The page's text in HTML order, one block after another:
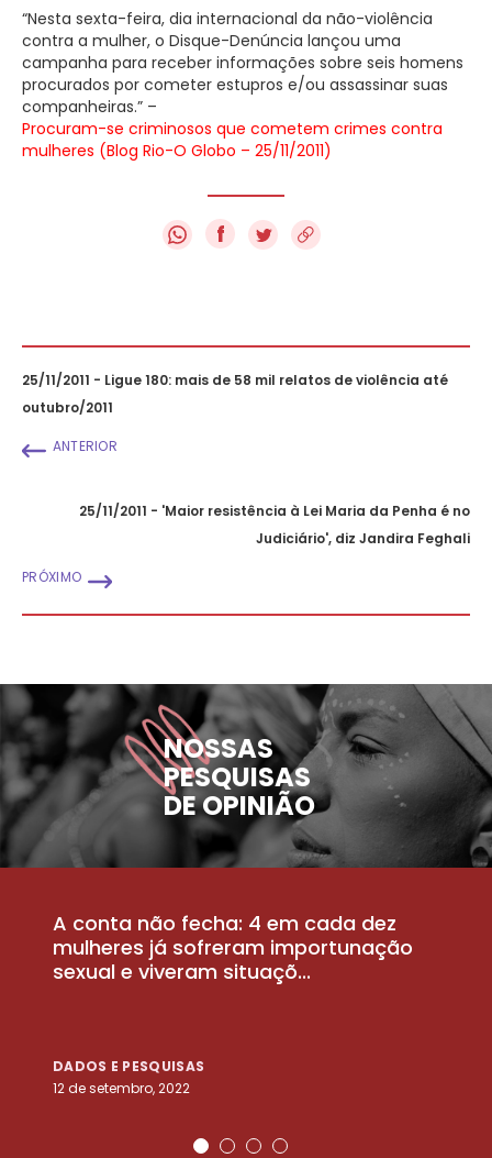
“Nesta sexta-feira, dia internacional da não-violência
contra a mulher, o Disque-Denúncia lançou uma
campanha para receber informações sobre seis homens
procurados por cometer estupros e/ou assassinar suas
companheiras.” –
Procuram-se criminosos que cometem crimes contra
mulheres (Blog Rio-O Globo – 25/11/2011)
f
25/11/2011 - Ligue 180: mais de 58 mil relatos de violência até
outubro/2011
ANTERIOR
25/11/2011 - 'Maior resistência à Lei Maria da Penha é no
Judiciário', diz Jandira Feghali
PRÓXIMO
NOSSAS
PESQUISAS
DE OPINIÃO
A conta não fecha: 4 em cada dez
mulheres já sofreram importunação
sexual e viveram situaçõ...
DADOS E PESQUISAS
12 de setembro, 2022